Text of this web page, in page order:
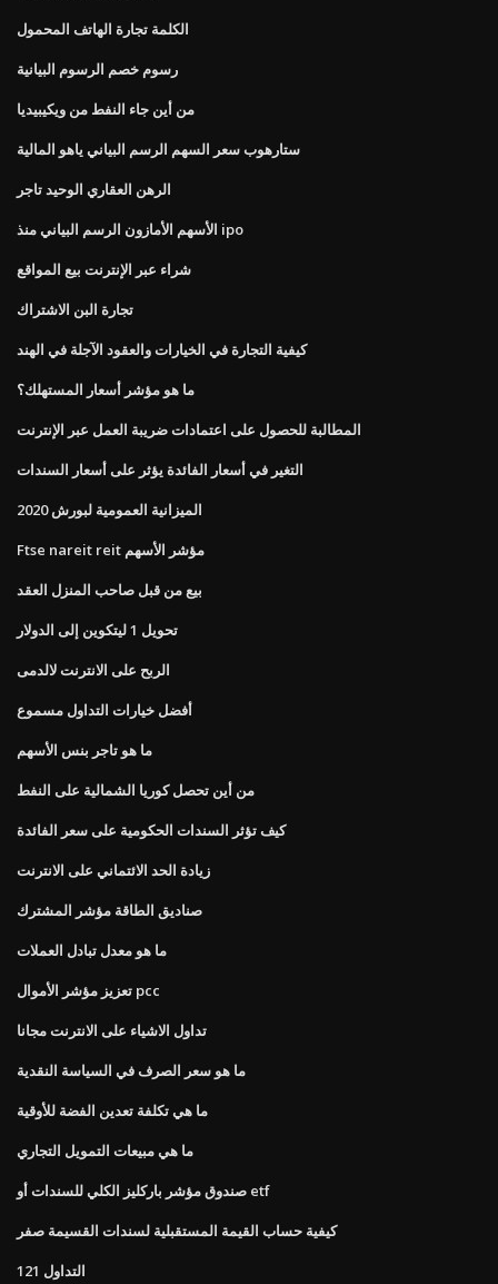
الكلمة تجارة الهاتف المحمول
رسوم خصم الرسوم البيانية
من أين جاء النفط من ويكيبيديا
ستارهوب سعر السهم الرسم البياني ياهو المالية
الرهن العقاري الوحيد تاجر
الأسهم الأمازون الرسم البياني منذ ipo
شراء عبر الإنترنت بيع المواقع
تجارة البن الاشتراك
كيفية التجارة في الخيارات والعقود الآجلة في الهند
ما هو مؤشر أسعار المستهلك؟
المطالبة للحصول على اعتمادات ضريبة العمل عبر الإنترنت
التغير في أسعار الفائدة يؤثر على أسعار السندات
الميزانية العمومية لبورش 2020
Ftse nareit reit مؤشر الأسهم
بيع من قبل صاحب المنزل العقد
تحويل 1 ليتكوين إلى الدولار
الربح على الانترنت لالدمى
أفضل خيارات التداول مسموع
ما هو تاجر بنس الأسهم
من أين تحصل كوريا الشمالية على النفط
كيف تؤثر السندات الحكومية على سعر الفائدة
زيادة الحد الائتماني على الانترنت
صناديق الطاقة مؤشر المشترك
ما هو معدل تبادل العملات
تعزيز مؤشر الأموال pcc
تداول الاشياء على الانترنت مجانا
ما هو سعر الصرف في السياسة النقدية
ما هي تكلفة تعدين الفضة للأوقية
ما هي مبيعات التمويل التجاري
صندوق مؤشر باركليز الكلي للسندات أو etf
كيفية حساب القيمة المستقبلية لسندات القسيمة صفر
التداول 121